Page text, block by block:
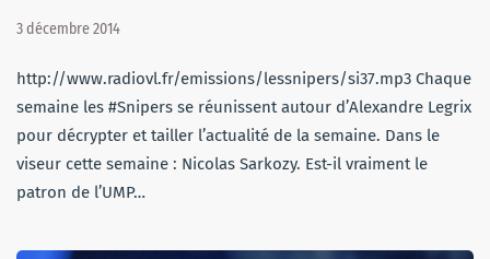
3 décembre 2014
http://www.radiovl.fr/emissions/lessnipers/si37.mp3 Chaque
semaine les #Snipers se réunissent autour d’Alexandre Legrix
pour décrypter et tailler l’actualité de la semaine. Dans le
viseur cette semaine : Nicolas Sarkozy. Est-il vraiment le
patron de l’UMP…